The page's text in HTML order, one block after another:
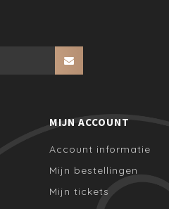
MIJN ACCOUNT
Account informatie
Mijn bestellingen
Mijn tickets